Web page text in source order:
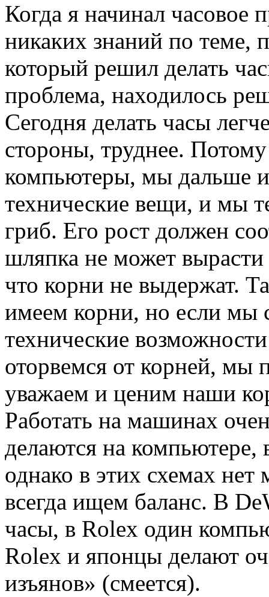
Когда я начинал часовое
никаких знаний по теме,
который решил делать
проблема, находилось
Сегодня делать часы
стороны, труднее.
компьютеры, мы дальше
технические вещи, и мы
гриб. Его рост должен
шляпка не может
что корни не выдержат.
имеем корни, но если мы
технические
оторвемся от корней,
уважаем и ценим наши
Работать на машинах
делаются на компьютере,
однако в этих схемах
всегда ищем баланс. В
часы, в Rolex один
Rolex и японцы делают
изъянов» (смеется).